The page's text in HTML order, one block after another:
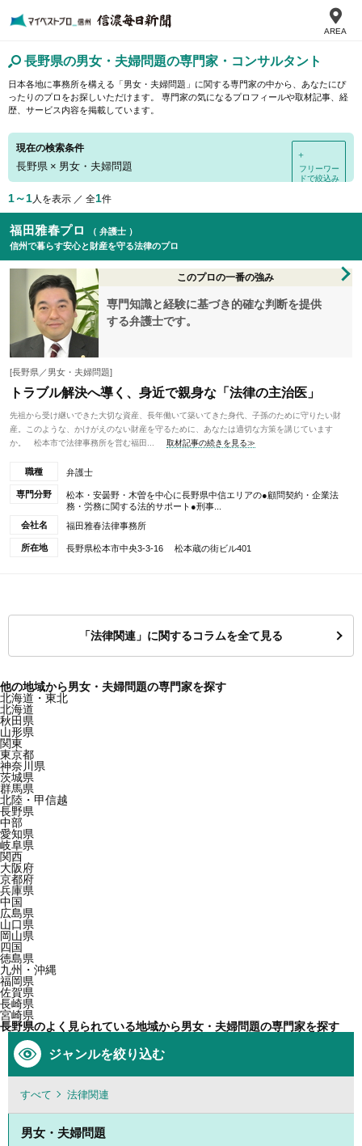
AREA
長野県の男女・夫婦問題の専門家・コンサルタント
日本各地に事務所を構える「男女・夫婦問題」に関する専門家の中から、あなたにぴ
ったりのプロをお探しいただけます。 専門家の気になるプロフィールや取材記事、経
歴、サービス内容を掲載しています。
現在の検索条件
長野県 × 男女・夫婦問題
＋
フリーワー
ドで絞込み
1～1人を表示 ／ 全1件
福田雅春プロ
（ 弁護士 ）
信州で暮らす安心と財産を守る法律のプロ
このプロの一番の強み
専門知識と経験に基づき的確な判断を提供
する弁護士です。
[長野県／男女・夫婦問題]
トラブル解決へ導く、身近で親身な「法律の主治医」
先祖から受け継いできた大切な資産、長年働いて築いてきた身代、子孫のために守りたい財
産。このような、かけがえのない財産を守るために、あなたは適切な方策を講じています
か。 松本市で法律事務所を営む福田...
取材記事の続きを見る≫
職種 弁護士
専門分野
松本・安曇野・木曽を中心に長野県中信エリアの●顧問契約・企業法
務・労務に関する法的サポート●刑事...
会社名
福田雅春法律事務所
所在地 長野県松本市中央3-3-16 松本蔵の街ビル401
「法律関連」に関するコラムを全て見る
他の地域から男女・夫婦問題の専門家を探す
北海道・東北
北海道
秋田県
山形県
関東
東京都
神奈川県
茨城県
群馬県
北陸・甲信越
長野県
中部
愛知県
岐阜県
関西
大阪府
京都府
兵庫県
中国
広島県
山口県
岡山県
四国
徳島県
九州・沖縄
福岡県
佐賀県
長崎県
宮崎県
長野県のよく見られている地域から男女・夫婦問題の専門家を探す
ジャンルを絞り込む
すべて 法律関連
男女・夫婦問題